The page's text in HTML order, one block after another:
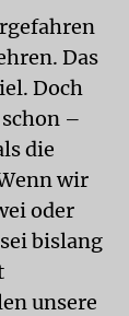
Das
Doch
–
die
wir
oder
bislang
unsere